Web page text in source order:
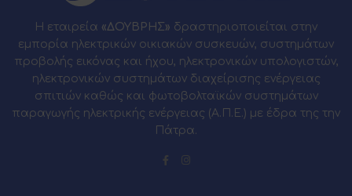
Η εταιρεία «ΔΟΥΒΡΗΣ» δραστηριοποιείται στην
εμπορία ηλεκτρικών οικιακών συσκευών, συστημάτων
προβολής εικόνας και ήχου, ηλεκτρονικών υπολογιστών,
ηλεκτρονικών συστημάτων διαχείρισης ενέργειας
σπιτιών καθώς και φωτοβολταϊκών συστημάτων
παραγωγής ηλεκτρικής ενέργειας (Α.Π.Ε.) με έδρα της την
Πάτρα.